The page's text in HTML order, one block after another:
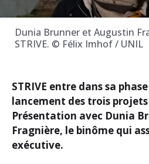
Dunia Brunner et Augustin
STRIVE. © Félix Imhof / UNIL
STRIVE entre dans sa
lancement des trois
Présentation avec Dunia
Fragnière, le binôme qui
exécutive.